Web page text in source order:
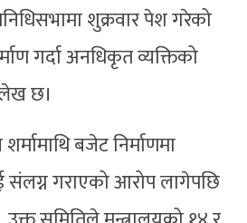
शुक्रवार पेश गरेको
गर्दा अनधिकृत व्यक्तिको
छ।
शर्मामाथि बजेट निर्माणमा
संलग्न गराएको आरोप लागेपछि